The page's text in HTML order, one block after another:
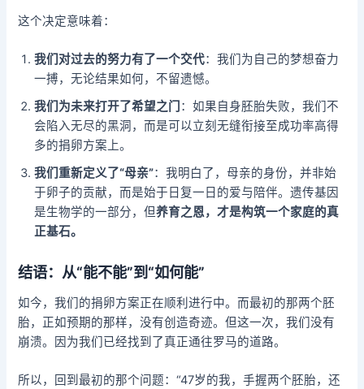
这个决定意味着：
我们对过去的努力有了一个交代：我们为自己的梦想奋力
一搏，无论结果如何，不留遗憾。
我们为未来打开了希望之门 ：如果自身胚胎失败，我们不
会陷入无尽的黑洞，而是可以立刻无缝衔接至成功率高得
多的捐卵方案上。
我们重新定义了“母亲”：我明白了，母亲的身份，并非始
于卵子的贡献，而是始于日复一日的爱与陪伴。遗传基因
是生物学的一部分，但养育之恩，才是构筑一个家庭的真
正基石。
结语：从“能不能”到“如何能”
如今，我们的捐卵方案正在顺利进行中。而最初的那两个胚
胎，正如预期的那样，没有创造奇迹。但这一次，我们没有
崩溃。因为我们已经找到了真正通往罗马的道路。
所以，回到最初的那个问题：“47岁的我，手握两个胚胎，还